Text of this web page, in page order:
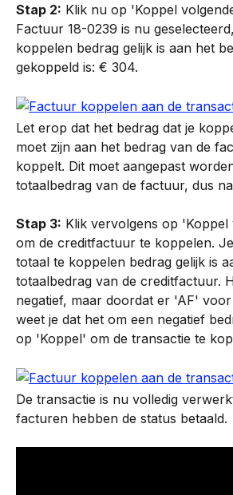
Stap 2: Klik nu op 'Koppel
Factuur 18-0239 is nu
koppelen bedrag gelijk is aan het
gekoppeld is: € 304.
Let erop dat het bedrag dat je
moet zijn aan het bedrag van de
koppelt. Dit moet aangepast
totaalbedrag van de factuur, dus
Stap 3: Klik vervolgens op 'Koppel
om de creditfactuur te koppelen.
totaal te koppelen bedrag gelijk is
totaalbedrag van de creditfactuur.
negatief, maar doordat er 'AF'
weet je dat het om een negatief
op 'Koppel' om de transactie te
De transactie is nu volledig
facturen hebben de status betaald.